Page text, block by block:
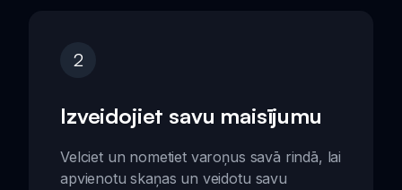
2
Izveidojiet savu maisījumu
Velciet un nometiet varoņus savā rindā, lai
apvienotu skaņas un veidotu savu